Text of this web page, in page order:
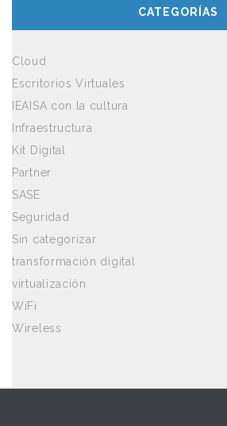
CATEGORÍAS
Cloud
Escritorios Virtuales
IEAISA con la cultura
Infraestructura
Kit Digital
Partner
SASE
Seguridad
Sin categorizar
transformación digital
virtualización
WiFi
Wireless